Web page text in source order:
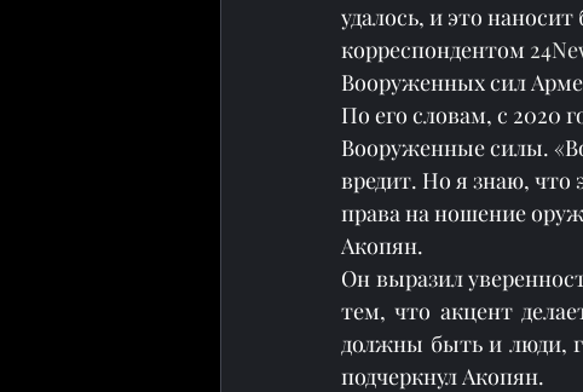
удалось, и это
корреспондентом
Вооруженных сил
По его словам, с 2020
Вооруженные силы.
вредит. Но я знаю, что
права на ношение
Акопян.
Он выразил
тем, что акцент
должны быть и люди,
подчеркнул Акопян.